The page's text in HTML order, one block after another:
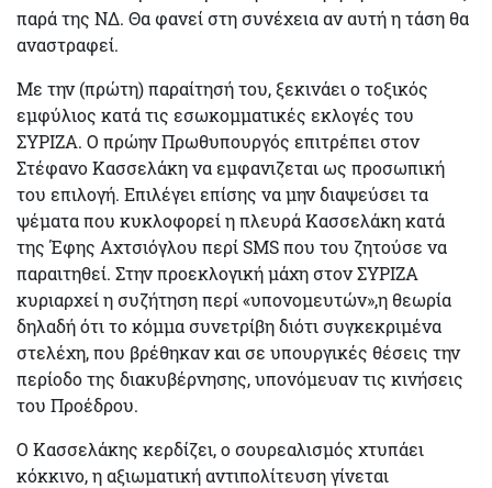
παρά της ΝΔ. Θα φανεί στη συνέχεια αν αυτή η τάση θα
αναστραφεί.
Με την (πρώτη) παραίτησή του, ξεκινάει ο τοξικός
εμφύλιος κατά τις εσωκομματικές εκλογές του
ΣΥΡΙΖΑ. Ο πρώην Πρωθυπουργός επιτρέπει στον
Στέφανο Κασσελάκη να εμφανιζεται ως προσωπική
του επιλογή. Επιλέγει επίσης να μην διαψεύσει τα
ψέματα που κυκλοφορεί η πλευρά Κασσελάκη κατά
της Έφης Αχτσιόγλου περί SMS που του ζητούσε να
παραιτηθεί. Στην προεκλογική μάχη στον ΣΥΡΙΖΑ
κυριαρχεί η συζήτηση περί «υπονομευτών»,η θεωρία
δηλαδή ότι το κόμμα συνετρίβη διότι συγκεκριμένα
στελέχη, που βρέθηκαν και σε υπουργικές θέσεις την
περίοδο της διακυβέρνησης, υπονόμευαν τις κινήσεις
του Προέδρου.
Ο Κασσελάκης κερδίζει, ο σουρεαλισμός χτυπάει
κόκκινο, η αξιωματική αντιπολίτευση γίνεται